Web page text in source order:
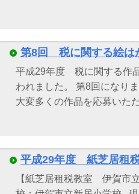
第8回 税に関する絵は
平成29年度 税に関する作
われました。 第8回になり
大変多くの作品を応募いた
平成29年度 紙芝居租
【紙芝居租税教室 伊賀市